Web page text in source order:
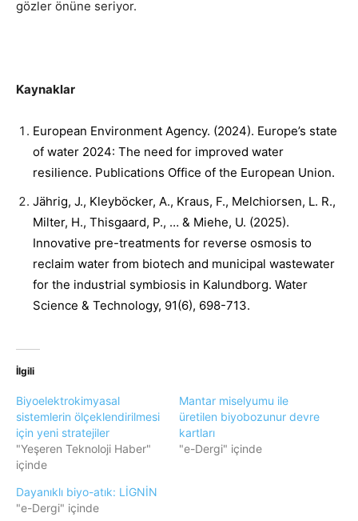
gözler önüne seriyor.
Kaynaklar
European Environment Agency. (2024). Europe’s state
of water 2024: The need for improved water
resilience. Publications Office of the European Union.
Jährig, J., Kleyböcker, A., Kraus, F., Melchiorsen, L. R.,
Milter, H., Thisgaard, P., … & Miehe, U. (2025).
Innovative pre-treatments for reverse osmosis to
reclaim water from biotech and municipal wastewater
for the industrial symbiosis in Kalundborg. Water
Science & Technology, 91(6), 698-713.
İlgili
Biyoelektrokimyasal
sistemlerin ölçeklendirilmesi
için yeni stratejiler
"Yeşeren Teknoloji Haber"
içinde
Mantar miselyumu ile
üretilen biyobozunur devre
kartları
"e-Dergi" içinde
Dayanıklı biyo-atık: LİGNİN
"e-Dergi" içinde